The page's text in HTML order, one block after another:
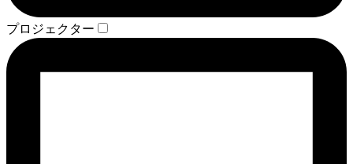
プロジェクター